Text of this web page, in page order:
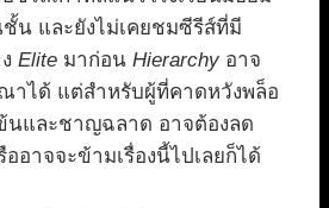
น และยังไม่เคยชมซีรีส์ที่มี
Elite มาก่อน Hierarchy อาจ
าได้ แต่สำหรับผู้ที่คาดหวังพล็อ
นและชาญฉลาด อาจต้องลด
อาจจะข้ามเรื่องนี้ไปเลยก็ได้